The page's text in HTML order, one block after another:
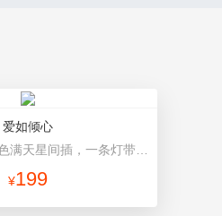
爱如倾心
¥199